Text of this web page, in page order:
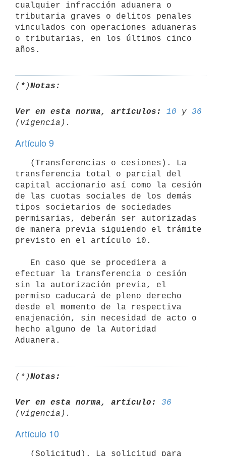
cualquier infracción aduanera o
tributaria graves o delitos penales
vinculados con operaciones aduaneras
o tributarias, en los últimos cinco
(*)Notas:
Ver en esta norma, artículos: 10 y 36
Artículo 9
transferencia total o parcial del
capital accionario así como la cesión
de las cuotas sociales de los demás
tipos societarios de sociedades
permisarias, deberán ser autorizadas
de manera previa siguiendo el trámite
previsto en el artículo 10.
efectuar la transferencia o cesión
sin la autorización previa, el
permiso caducará de pleno derecho
desde el momento de la respectiva
enajenación, sin necesidad de acto o
hecho alguno de la Autoridad
(*)Notas:
Ver en esta norma, artículo:
36
Artículo 10